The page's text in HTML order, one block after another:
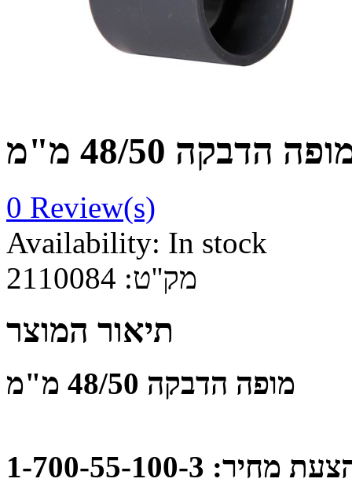
הדבקה 48/50 מ"מ
0 Review(s)
Availability: In stock
מק''ט: 2110084
תיאור המוצר
מופה הדבקה 48/50 מ"מ
1-700-55-100-3